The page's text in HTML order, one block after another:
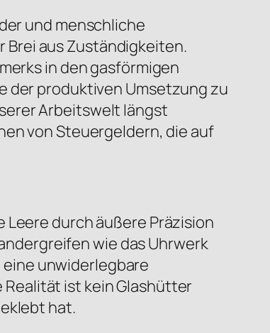
und menschliche
Brei aus Zuständigkeiten.
in den gasförmigen
der produktiven Umsetzung zu
Arbeitswelt längst
von Steuergeldern, die auf
Leere durch äußere Präzision
wie das Uhrwerk
eine unwiderlegbare
Realität ist kein Glashütter
hat.